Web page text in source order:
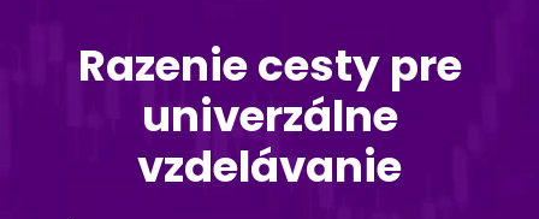
Razenie cesty pre
univerzálne
vzdelávanie